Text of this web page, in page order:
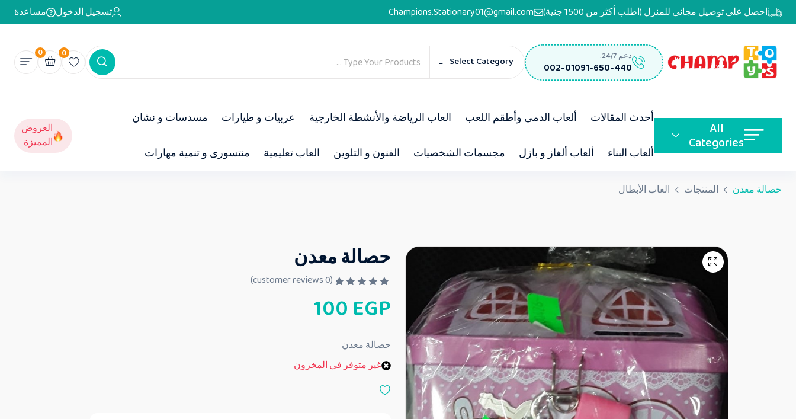
احصل على توصيل مجاني للمنزل (اطلب أكثر من 1500 جنية) Champions.Stationary01@gmail.com تسجيل الدخول مساعدة
دعم 24/7:
002-01091-650-440
Select Category
0
0
All
Categories
أحدث المقالات ألعاب الدمى وأطقم اللعب العاب الرياضة والأنشطة الخارجية عربيات و طيارات مسدسات و نشان
ألعاب البناء ألعاب ألغاز و بازل مجسمات الشخصيات الفنون و التلوين العاب تعليمية منتسورى و تنمية مهارات
العروض
المميزة
حصالة معدن المنتجات العاب الأبطال
حصالة معدن
م
ا
ي
م
ن
(
0
100 EGP
حصالة معدن
غير متوفر في المخزون